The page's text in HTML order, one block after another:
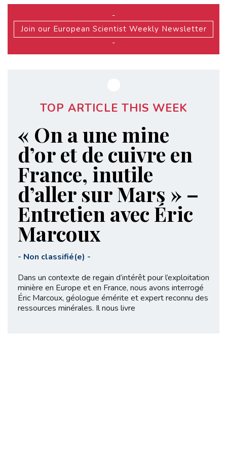
-
Join our European Scientist Weekly Newsletter
-
TOP ARTICLE THIS WEEK
« On a une mine
d’or et de cuivre en
France, inutile
d’aller sur Mars » –
Entretien avec Éric
Marcoux
- Non classifié(e) -
Dans un contexte de regain d’intérêt pour l’exploitation
minière en Europe et en France, nous avons interrogé
Éric Marcoux, géologue émérite et expert reconnu des
ressources minérales. Il nous livre